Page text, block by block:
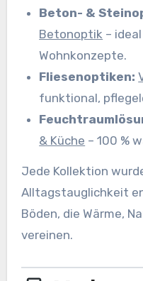
Beton- &
Betonoptik –
Wohnkonzepte.
Fliesenoptiken:
funktional,
& Küche – 100 %
Jede Kollektion
Alltagstauglichkeit
Böden, die Wärme,
vereinen.